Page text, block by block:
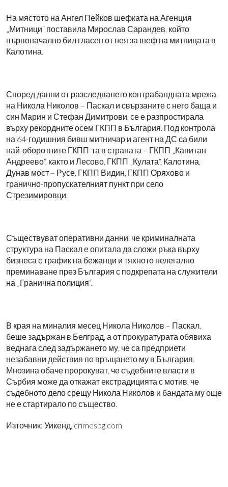
На мястото на Ангел Пейков шефката на Агенция
„Митници“ поставила Мирослав Сарандев, който
първоначално бил гласен от нея за шеф на митницата в
Калотина.
Според данни от разследването контрабандната мрежа
на Никола Николов – Паскал и свързаните с него баща и
син Марин и Стефан Димитрови, се е разпростирала
върху рекордните осем ГКПП в България. Под контрола
на 64-годишния бивш митничар и агент на ДС са били
най-оборотните ГКПП-та в страната – ГКПП „Капитан
Андреево“, както и Лесово, ГКПП „Кулата“, Калотина,
Дунав мост – Русе, ГКПП Видин, ГКПП Оряхово и
гранично-пропускателният пункт при село
Стрезимировци.
Съществуват оперативни данни, че криминалната
структура на Паскал е опитала да сложи ръка върху
бизнеса с трафик на бежанци и тяхното нелегално
преминаване през България с подкрепата на служители
на „Гранична полиция“.
В края на миналия месец Никола Николов – Паскал,
беше задържан в Белград, а от прокуратурата обявиха
веднага след задържането му, че са предприети
незабавни действия по връщането му в България.
Мнозина обаче пророкуват, че съдебните власти в
Сърбия може да откажат екстрадицията с мотив, че
съдебното дело срещу Никола Николов и бандата му още
не е стартирало по същество.
Източник: Уикенд, crimesbg.com